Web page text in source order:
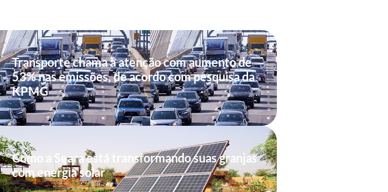
Transporte chama a atenção com aumento de
53% nas emissões, de acordo com pesquisa da
KPMG
Como a Seara está transformando suas granjas
com energia solar